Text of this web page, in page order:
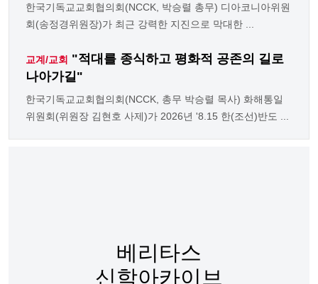
한국기독교교회협의회(NCCK, 박승렬 총무) 디아코니아위원
회(송정경위원장)가 최근 강력한 지진으로 막대한 ...
교계/교회 "적대를 종식하고 평화적 공존의 길로
나아가길"
한국기독교교회협의회(NCCK, 총무 박승렬 목사) 화해통일
위원회(위원장 김현호 사제)가 2026년 '8.15 한(조선)반도 ...
베리타스
신학아카이브